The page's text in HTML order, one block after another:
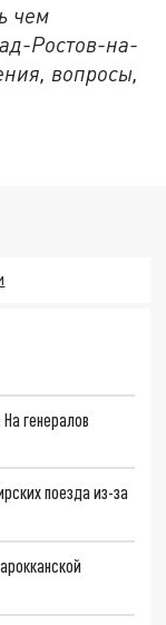
чем
Ростов-на-
вопросы,
генералов
поезда из-за